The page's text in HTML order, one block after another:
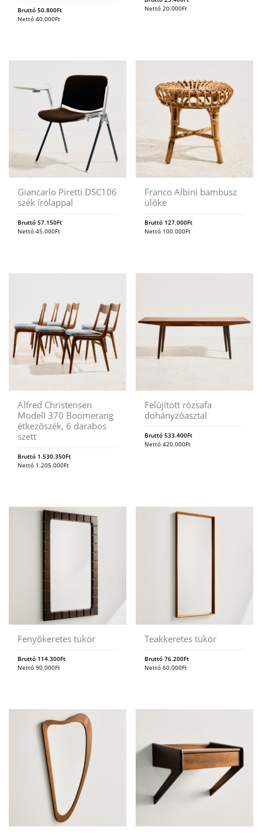
Bruttó 50.800Ft
Nettó 40.000Ft
Nettó20.000Ft
Giancarlo Piretti DSC106
szék írólappal
Bruttó 57.150Ft
Nettó 45.000Ft
Franco Albini bambusz
ülőke
Bruttó 127.000Ft
Nettó 100.000Ft
Alfred Christensen
Modell 370 Boomerang
étkezőszék, 6 darabos
szett
Bruttó 1.530.350Ft
Nettó 1.205.000Ft
Felújított rózsafa
dohányzóasztal
Bruttó533.400Ft
Nettó420.000Ft
Fenyőkeretes tükör
Bruttó 114.300Ft
Nettó 90.000Ft
Teakkeretes tükör
Bruttó76.200Ft
Nettó60.000Ft